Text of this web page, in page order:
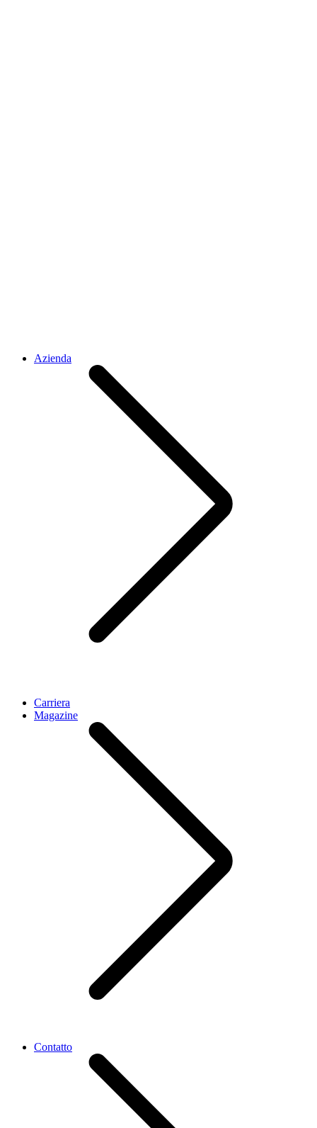
Azienda
Carriera
Magazine
Contatto